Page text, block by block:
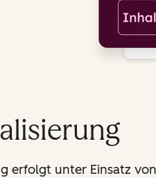
erfolgt unter Einsatz